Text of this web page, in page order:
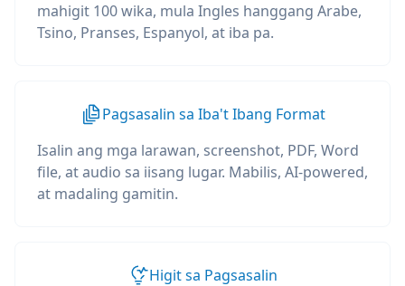
mahigit 100 wika, mula Ingles hanggang Arabe,
Tsino, Pranses, Espanyol, at iba pa.
Pagsasalin sa Iba't Ibang Format
Isalin ang mga larawan, screenshot, PDF, Word
file, at audio sa iisang lugar. Mabilis, AI-powered,
at madaling gamitin.
Higit sa Pagsasalin